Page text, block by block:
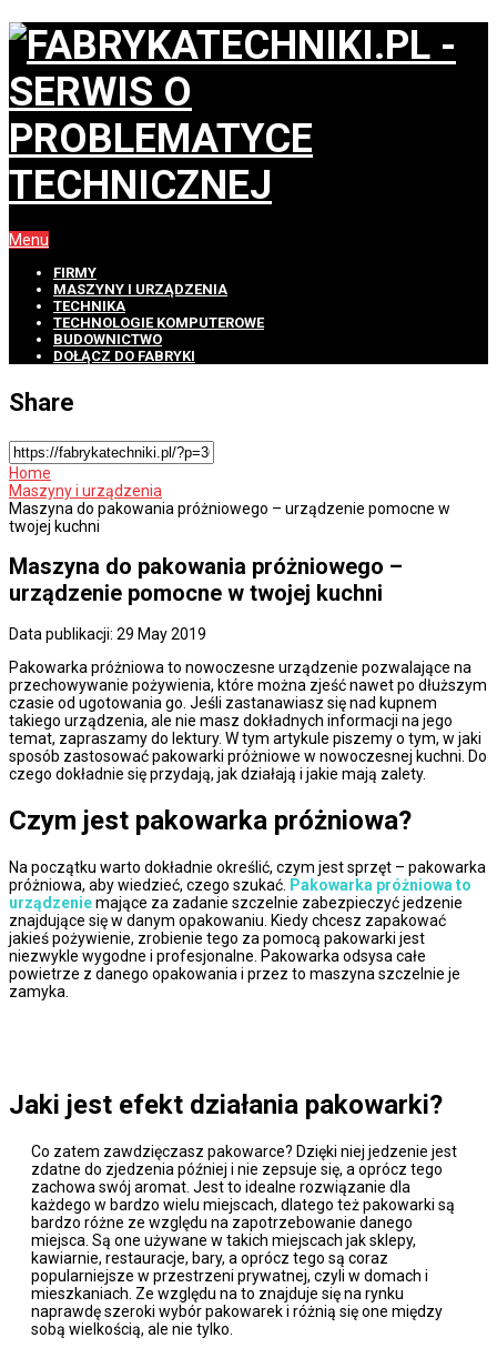
Menu
FIRMY
MASZYNY I URZĄDZENIA
TECHNIKA
TECHNOLOGIE KOMPUTEROWE
BUDOWNICTWO
DOŁĄCZ DO FABRYKI
Share
Home
Maszyny i urządzenia
Maszyna do pakowania próżniowego – urządzenie pomocne w
twojej kuchni
Maszyna do pakowania próżniowego –
urządzenie pomocne w twojej kuchni
Data publikacji: 29 May 2019
Pakowarka próżniowa to nowoczesne urządzenie pozwalające na
przechowywanie pożywienia, które można zjeść nawet po dłuższym
czasie od ugotowania go. Jeśli zastanawiasz się nad kupnem
takiego urządzenia, ale nie masz dokładnych informacji na jego
temat, zapraszamy do lektury. W tym artykule piszemy o tym, w jaki
sposób zastosować pakowarki próżniowe w nowoczesnej kuchni. Do
czego dokładnie się przydają, jak działają i jakie mają zalety.
Czym jest pakowarka próżniowa?
Na początku warto dokładnie określić, czym jest sprzęt – pakowarka
próżniowa, aby wiedzieć, czego szukać. Pakowarka próżniowa to
urządzeniemające za zadanie szczelnie zabezpieczyć jedzenie
znajdujące się w danym opakowaniu. Kiedy chcesz zapakować
jakieś pożywienie, zrobienie tego za pomocą pakowarki jest
niezwykle wygodne i profesjonalne. Pakowarka odsysa całe
powietrze z danego opakowania i przez to maszyna szczelnie je
zamyka.
Jaki jest efekt działania pakowarki?
Co zatem zawdzięczasz pakowarce? Dzięki niej jedzenie jest
zdatne do zjedzenia później i nie zepsuje się, a oprócz tego
zachowa swój aromat. Jest to idealne rozwiązanie dla
każdego w bardzo wielu miejscach, dlatego też pakowarki są
bardzo różne ze względu na zapotrzebowanie danego
miejsca. Są one używane w takich miejscach jak sklepy,
kawiarnie, restauracje, bary, a oprócz tego są coraz
popularniejsze w przestrzeni prywatnej, czyli w domach i
mieszkaniach. Ze względu na to znajduje się na rynku
naprawdę szeroki wybór pakowarek i różnią się one między
sobą wielkością, ale nie tylko.